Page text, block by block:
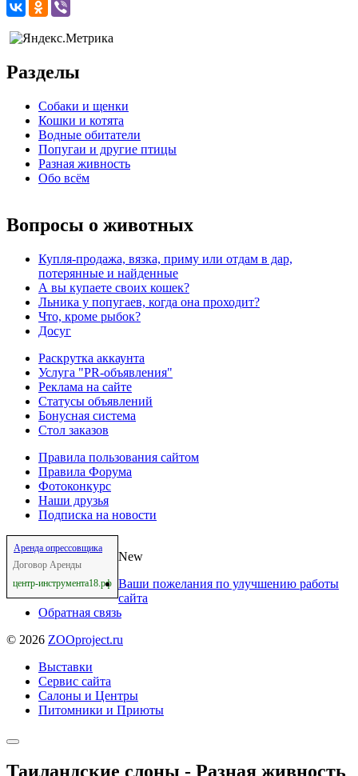
Разделы
Собаки и щенки
Кошки и котята
Водные обитатели
Попугаи и другие птицы
Разная живность
Обо всём
Вопросы о животных
Купля-продажа, вязка, приму или отдам в дар,
потерянные и найденные
А вы купаете своих кошек?
Льника у попугаев, когда она проходит?
Что, кроме рыбок?
Досуг
Раскрутка аккаунта
Услуга "PR-объявления"
Реклама на сайте
Статусы объявлений
Бонусная система
Стол заказов
Правила пользования сайтом
Правила Форума
Фотоконкурс
Наши друзья
Подписка на новости
Аренда опрессовщика
Договор Аренды
центр-инструмента18.рф
New
Ваши пожелания по улучшению работы
сайта
Обратная связь
© 2026 ZOOproject.ru
Выставки
Сервис сайта
Салоны и Центры
Питомники и Приюты
Таиландские слоны - Разная живность